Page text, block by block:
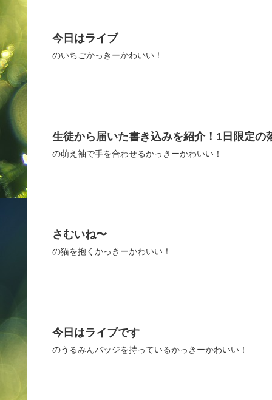
今日はライブ
のいちごかっきーかわいい！
生徒から届いた書き込みを紹介！1日限定の
の萌え袖で手を合わせるかっきーかわいい！
さむいね〜
の猫を抱くかっきーかわいい！
今日はライブです
のうるみんバッジを持っているかっきーかわいい！